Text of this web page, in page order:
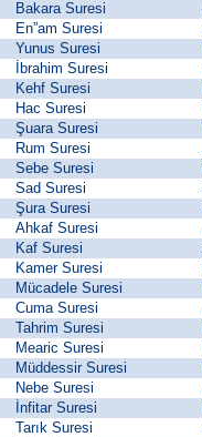
Bakara Suresi
En”am Suresi
Yunus Suresi
İbrahim Suresi
Kehf Suresi
Hac Suresi
Şuara Suresi
Rum Suresi
Sebe Suresi
Sad Suresi
Şura Suresi
Ahkaf Suresi
Kaf Suresi
Kamer Suresi
Mücadele Suresi
Cuma Suresi
Tahrim Suresi
Mearic Suresi
Müddessir Suresi
Nebe Suresi
İnfitar Suresi
Tarık Suresi